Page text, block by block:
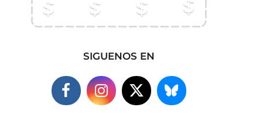
SIGUENOS EN